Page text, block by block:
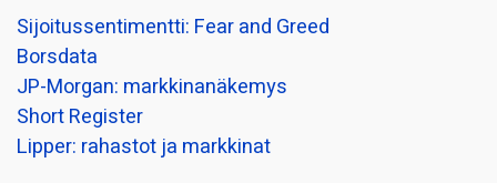
Sijoitussentimentti: Fear and Greed
Borsdata
JP-Morgan: markkinanäkemys
Short Register
Lipper: rahastot ja markkinat